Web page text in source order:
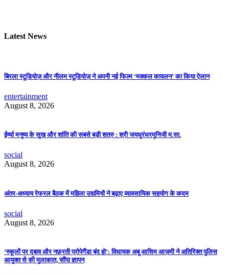
Latest News
बिरला स्टूडियोज़ और नीलम स्टूडियोज़ ने अपनी नई फिल्म ‘मक्कल कावलन’ का किया ऐलान
entertainment
August 8, 2026
ईर्ष्या मनुष्य के सुख और शांति की सबसे बड़ी शत्रु : श्री जयधुरंधरमुनिजी म.सा.
social
August 8, 2026
अंतर-अध्याय रेफरल बैठक में महिला उद्यमियों ने बढ़ाए व्यावसायिक सहयोग के कदम
social
August 8, 2026
‘स्कूलों पर दबाव और नफ़रती प्रोपेगैंडा बंद हो’: विधायक अबू आसिम आज़मी ने अतिरिक्त पुलिस
आयुक्त से की मुलाकात, सौंपा ज्ञापन